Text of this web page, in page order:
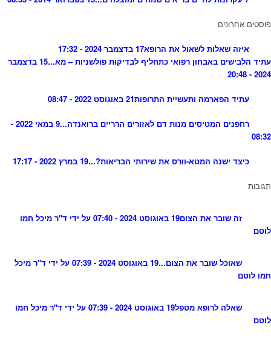
פוסטים אחרונים
איזה שאלות לשאול את הרופא17 בדצמבר 2024 - 17:32
עתיד הלבישים באבחון רפואי כתחליף לבדיקות פולשניות – מא...
15 בדצמבר
2024 - 20:48
עתיד הפארמה ותעשיית התרופות21 באוגוסט 2022 - 08:47
רחפנים המטיסים מנות דם לאזורים הרריים ברואנדה...
9 במאי 2022 -
08:32
כיצד ישנה המטא-וורס את שירותי הבריאות?...19 במרץ 2022 - 17:17
תגובות
זה שובר את הצום
19 באוגוסט 2024 - 07:40 על ידי ד"ר מיכל חמו
לוטם
שאוכל שובר את הצום...
19 באוגוסט 2024 - 07:39 על ידי ד"ר מיכל
חמו לוטם
שאלה לרופא מטפל
19 באוגוסט 2024 - 07:39 על ידי ד"ר מיכל חמו
לוטם